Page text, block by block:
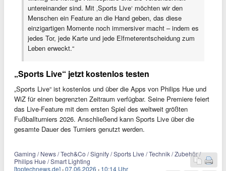
untereinander sind. Mit ‚Sports Live‘ möchten wir den
Menschen ein Feature an die Hand geben, das diese
einzigartigen Momente noch immersiver macht – indem es
jedes Tor, jede Karte und jede Elfmeterentscheidung zum
Leben erweckt.“
„Sports Live“ jetzt kostenlos testen
„Sports Live“ ist kostenlos und über die Apps von Philips Hue und
WiZ für einen begrenzten Zeitraum verfügbar. Seine Premiere feiert
das Live-Feature mit dem ersten Spiel des weltweit größten
Fußballturniers 2026. Anschließend kann Sports Live über die
gesamte Dauer des Turniers genutzt werden.
Gaming / News / Tech&Co / Signify / Sports Live / Technik / Zubehör /
Philips Hue / Smart Lighting
[toptechnews.de] ·07.06.2026 · 10:14 Uhr